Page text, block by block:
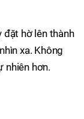
đặt hờ lên thành
xa. Không
nhiên hơn.